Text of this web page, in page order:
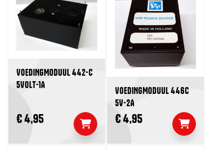
VOEDINGMODUUL 442-C
5VOLT-1A
€ 4,95
VOEDINGMODUUL 446C
5V-2A
€ 4,95